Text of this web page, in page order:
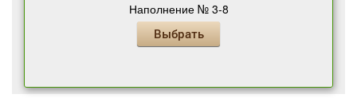
Наполнение № 3-8
Выбрать